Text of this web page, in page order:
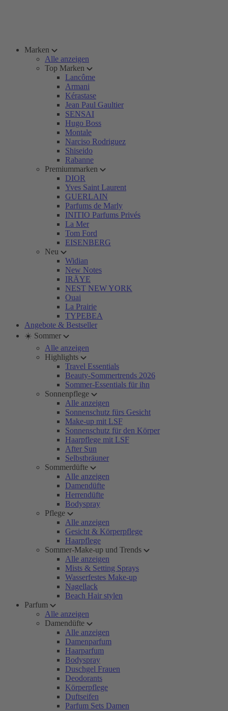
Marken
Alle anzeigen
Top Marken
Lancôme
Armani
Kérastase
Jean Paul Gaultier
SENSAI
Hugo Boss
Montale
Narciso Rodriguez
Shiseido
Rabanne
Premiummarken
DIOR
Yves Saint Laurent
GUERLAIN
Parfums de Marly
INITIO Parfums Privés
La Mer
Tom Ford
EISENBERG
Neu
Widian
New Notes
IRÄYE
NEST NEW YORK
Ouai
La Prairie
TYPEBEA
Angebote & Bestseller
☀️ Sommer
Alle anzeigen
Highlights
Travel Essentials
Beauty-Sommertrends 2026
Sommer-Essentials für ihn
Sonnenpflege
Alle anzeigen
Sonnenschutz fürs Gesicht
Make-up mit LSF
Sonnenschutz für den Körper
Haarpflege mit LSF
After Sun
Selbstbräuner
Sommerdüfte
Alle anzeigen
Damendüfte
Herrendüfte
Bodyspray
Pflege
Alle anzeigen
Gesicht & Körperpflege
Haarpflege
Sommer-Make-up und Trends
Alle anzeigen
Mists & Setting Sprays
Wasserfestes Make-up
Nagellack
Beach Hair stylen
Parfum
Alle anzeigen
Damendüfte
Alle anzeigen
Damenparfum
Haarparfum
Bodyspray
Duschgel Frauen
Deodorants
Körperpflege
Duftseifen
Parfum Sets Damen